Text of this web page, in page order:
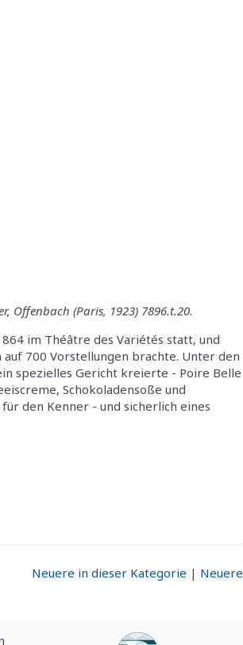
Offenbach (Paris, 1923) 7896.t.20.
im Théâtre des Variétés statt, und
700 Vorstellungen brachte. Unter den
spezielles Gericht kreierte - Poire Belle
Schokoladensoße und
den Kenner - und sicherlich eines
Neuere in dieser Kategorie | Neuere